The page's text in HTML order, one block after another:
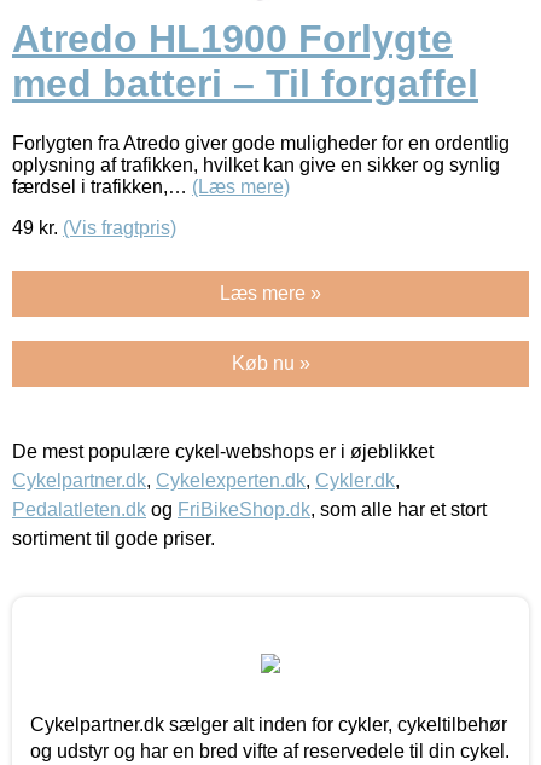
Atredo HL1900 Forlygte
med batteri – Til forgaffel
Forlygten fra Atredo giver gode muligheder for en ordentlig
oplysning af trafikken, hvilket kan give en sikker og synlig
færdsel i trafikken,… (Læs mere)
49 kr. (Vis fragtpris)
Læs mere »
Køb nu »
De mest populære cykel-webshops er i øjeblikket
Cykelpartner.dk, Cykelexperten.dk, Cykler.dk,
Pedalatleten.dk og FriBikeShop.dk, som alle har et stort
sortiment til gode priser.
Cykelpartner.dk sælger alt inden for cykler, cykeltilbehør
og udstyr og har en bred vifte af reservedele til din cykel.